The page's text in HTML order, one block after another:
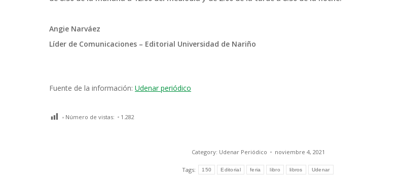
Angie Narváez
Líder de Comunicaciones – Editorial Universidad de Nariño
Fuente de la información: Udenar periódico
Número de vistas: 1.282
Category: Udenar Periódico noviembre 4, 2021
Tags: 150 Editorial feria libro libros Udenar